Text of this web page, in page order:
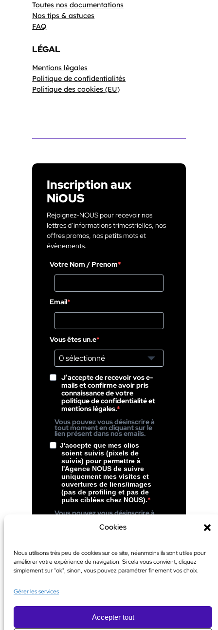
Cookies
Nous utilisons très peu de cookies sur ce site, néanmoins ils sont utiles pour
améliorer votre expérience de navigation. Si cela vous convient, cliquez
simplement sur "ok", sinon, vous pouvez paramétrer finement vos choix.
Gérer les services
Accepter tout
Toutes nos documentations
Nos tips & astuces
FAQ
LÉGAL
Mentions légales
Politique de confidentialités
Politique des cookies (EU)
Inscription aux
NiOUS
Rejoignez-NOUS pour recevoir nos
lettres d’informations trimestrielles, nos
offres promos, nos petits mots et
évènements.
Votre Nom / Prenom
Email
Vous êtes un.e
0 sélectionné
J’accepte de recevoir vos e-
mails et confirme avoir pris
connaissance de votre
politique de confidentialité et
mentions légales.
Vous pouvez vous désinscrire à
tout moment en cliquant sur le
lien présent dans nos emails.
J'accepte que mes clics
soient suivis (pixels de
suivis) pour permettre à
l'Agence NOUS de suivre
uniquement mes visites et
ouvertures de liens/images
(pas de profiling et pas de
pubs ciblées chez NOUS).
Vous pouvez vous désinscrire à
lien présent dans le pied de page
de nos emails.
S’inscrire